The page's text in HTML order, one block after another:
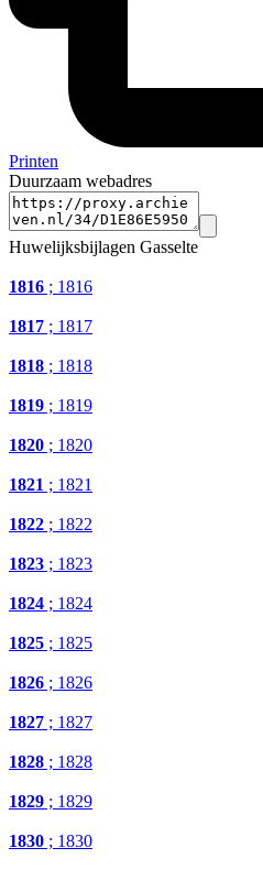
Printen
Duurzaam webadres
Huwelijksbijlagen Gasselte
1816 ; 1816
1817 ; 1817
1818 ; 1818
1819 ; 1819
1820 ; 1820
1821 ; 1821
1822 ; 1822
1823 ; 1823
1824 ; 1824
1825 ; 1825
1826 ; 1826
1827 ; 1827
1828 ; 1828
1829 ; 1829
1830 ; 1830